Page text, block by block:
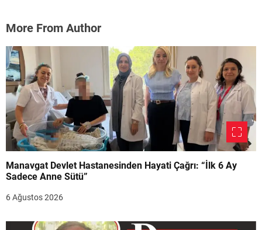
More From Author
Manavgat Devlet Hastanesinden Hayati Çağrı: “İlk 6 Ay
Sadece Anne Sütü”
6 Ağustos 2026